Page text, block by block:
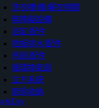
洗衣槽/櫃/曬衣相關
無障礙設備
浴缸/配件
地板排水/配件
吊扇/配件
循環換氣扇
立方系統
廚房收納